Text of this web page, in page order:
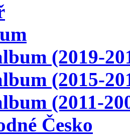
(2019-
(2015-
(2011-
Česko